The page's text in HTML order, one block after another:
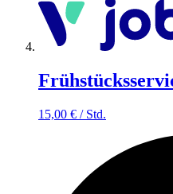
15,00 € / Std.